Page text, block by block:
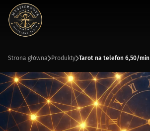
Strona główna Produkty Tarot na telefon 6,50/min